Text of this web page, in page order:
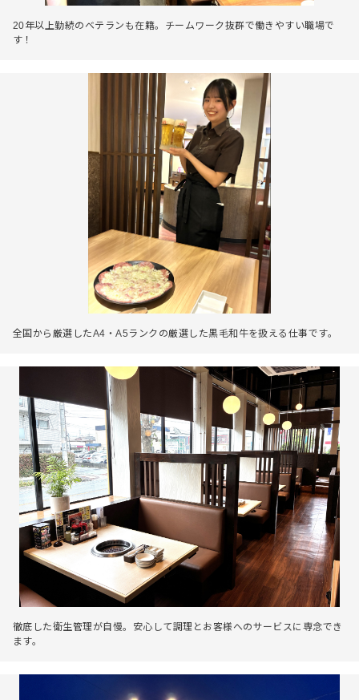
20年以上勤続のベテランも在籍。チームワーク抜群で働きやすい職場で
す！
全国から厳選したA4・A5ランクの厳選した黒毛和牛を扱える仕事です。
徹底した衛生管理が自慢。安心して調理とお客様へのサービスに専念でき
ます。